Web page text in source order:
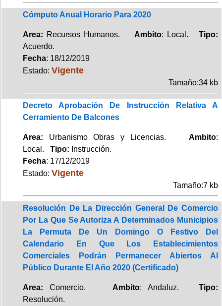
Cómputo Anual Horario Para 2020
Area: Recursos Humanos. Ambito: Local.Tipo:
Acuerdo.
Fecha: 18/12/2019
Estado: Vigente
Tamaño:34 kb
Decreto Aprobación De Instrucción Relativa A
Cerramiento De Balcones
Area: Urbanismo Obras y Licencias. Ambito:
Local. Tipo: Instrucción.
Fecha: 17/12/2019
Estado: Vigente
Tamaño:7 kb
Resolución De La Dirección General De Comercio
Por La Que Se Autoriza A Determinados Municipios
La Permuta De Un Domingo O Festivo Del
Calendario En Que Los Establecimientos
Comerciales Podrán Permanecer Abiertos Al
Público Durante El Año 2020 (Certificado)
Area: Comercio. Ambito: Andaluz.Tipo:
Resolución.